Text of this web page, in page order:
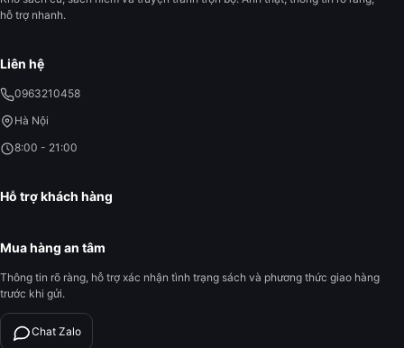
hỗ trợ nhanh.
Liên hệ
0963210458
Hà Nội
8:00 - 21:00
Hỗ trợ khách hàng
Mua hàng an tâm
Thông tin rõ ràng, hỗ trợ xác nhận tình trạng sách và phương thức giao hàng
trước khi gửi.
Chat Zalo